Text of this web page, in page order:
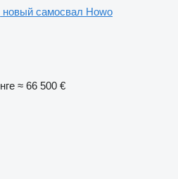
новый самосвал Howo
≈ 66 500 €